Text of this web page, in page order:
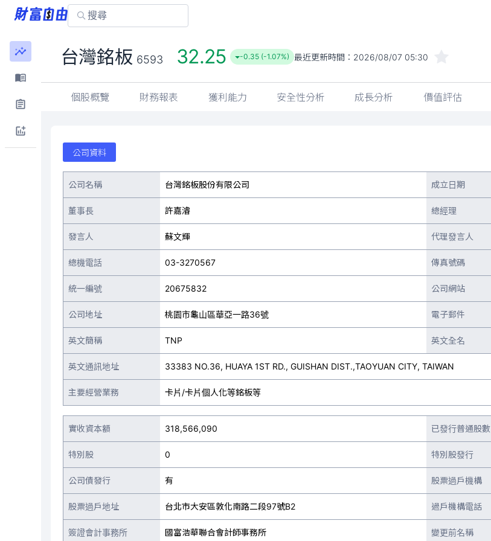
台灣銘板 6593 32.25 -0.35 (-1.07%) 最近更新時間： 2026/08/07 05:30
個股概覽 財務報表 獲利能力 安全性分析 成長分析 價值評估
公司資料
公司名稱 台灣銘板股份有限公司 成立日期
董事長 許嘉濬 總經理
發言人 蘇文輝 代理發言人
總機電話 03-3270567 傳真號碼
統一編號 20675832 公司網站
公司地址 桃園市龜山區華亞一路36號 電子郵件
英文簡稱 TNP 英文全名
英文通訊地址 33383 NO.36, HUAYA 1ST RD., GUISHAN DIST.,TAOYUAN CITY, TAIWAN
主要經營業務 卡片/卡片個人化等銘板等
實收資本額 318,566,090 已發行普通股數
特別股 0 特別股發行
公司債發行 有 股票過戶機構
股票過戶地址 台北市大安區敦化南路二段97號B2 過戶機構電話
簽證會計事務所 國富浩華聯合會計師事務所 變更前名稱